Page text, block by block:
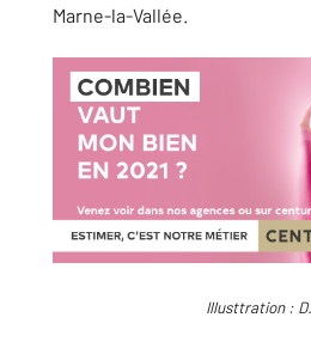
Marne-la-Vallée.
Illusttration :